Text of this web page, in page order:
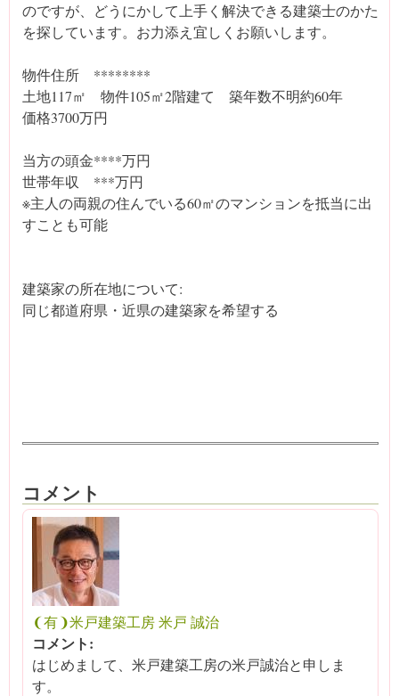
のですが、どうにかして上手く解決できる建築士のかた
を探しています。お力添え宜しくお願いします。
物件住所 ********
土地117㎡ 物件105㎡2階建て 築年数不明約60年
価格3700万円
当方の頭金****万円
世帯年収 ***万円
※主人の両親の住んでいる60㎡のマンションを抵当に出
すことも可能
建築家の所在地について:
同じ都道府県・近県の建築家を希望する
コメント
❨有❩米戸建築工房 米戸 誠治
コメント:
はじめまして、米戸建築工房の米戸誠治と申しま
す。